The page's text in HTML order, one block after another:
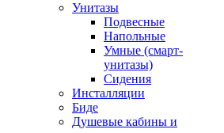
Унитазы
Подвесные
Напольные
Умные (смарт-
унитазы)
Сидения
Инсталляции
Биде
Душевые кабины и